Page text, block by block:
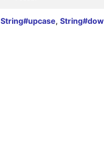
String#upcase,